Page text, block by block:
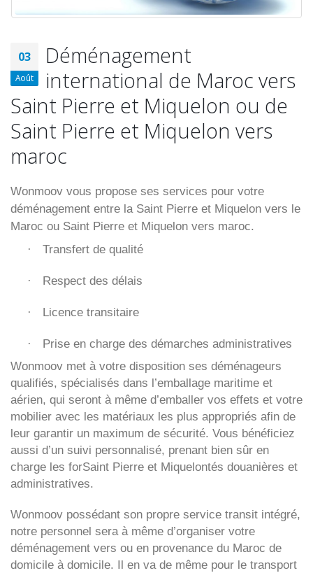
03
Août
Déménagement
international de Maroc vers
Saint Pierre et Miquelon ou de
Saint Pierre et Miquelon vers
maroc
Wonmoov vous propose ses services pour votre
déménagement entre la Saint Pierre et Miquelon vers le
Maroc ou Saint Pierre et Miquelon vers maroc.
· Transfert de qualité
· Respect des délais
· Licence transitaire
·
Prise en charge des démarches administratives
Wonmoov met à votre disposition ses déménageurs
qualifiés, spécialisés dans l’emballage maritime et
aérien, qui seront à même d’emballer vos effets et votre
mobilier avec les matériaux les plus appropriés afin de
leur garantir un maximum de sécurité. Vous bénéficiez
aussi d’un suivi personnalisé, prenant bien sûr en
charge les forSaint Pierre et Miquelontés douanières et
administratives.
Wonmoov possédant son propre service transit intégré,
notre personnel sera à même d’organiser votre
déménagement vers ou en provenance du Maroc de
domicile à domicile. Il en va de même pour le transport